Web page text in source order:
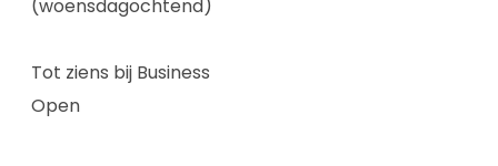
(woensdagochtend)
Tot ziens bij Business
Open